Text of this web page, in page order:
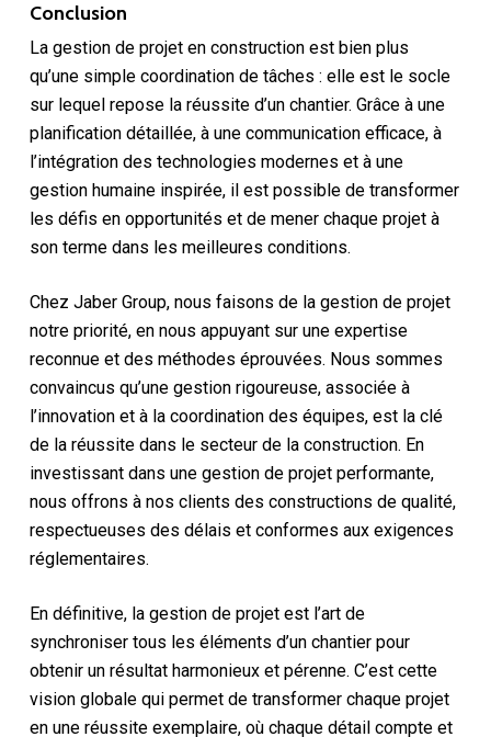
Conclusion
La gestion de projet en construction est bien plus
qu’une simple coordination de tâches : elle est le socle
sur lequel repose la réussite d’un chantier. Grâce à une
planification détaillée, à une communication efficace, à
l’intégration des technologies modernes et à une
gestion humaine inspirée, il est possible de transformer
les défis en opportunités et de mener chaque projet à
son terme dans les meilleures conditions.
Chez Jaber Group, nous faisons de la gestion de projet
notre priorité, en nous appuyant sur une expertise
reconnue et des méthodes éprouvées. Nous sommes
convaincus qu’une gestion rigoureuse, associée à
l’innovation et à la coordination des équipes, est la clé
de la réussite dans le secteur de la construction. En
investissant dans une gestion de projet performante,
nous offrons à nos clients des constructions de qualité,
respectueuses des délais et conformes aux exigences
réglementaires.
En définitive, la gestion de projet est l’art de
synchroniser tous les éléments d’un chantier pour
obtenir un résultat harmonieux et pérenne. C’est cette
vision globale qui permet de transformer chaque projet
en une réussite exemplaire, où chaque détail compte et